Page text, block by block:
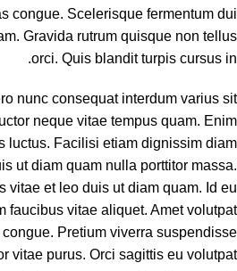
congue. Scelerisque fermentum dui
Gravida rutrum quisque non tellus
orci. Quis blandit turpis cursus in.
nunc consequat interdum varius sit
neque vitae tempus quam. Enim
luctus. Facilisi etiam dignissim diam
ut diam quam nulla porttitor massa.
vitae et leo duis ut diam quam. Id eu
faucibus vitae aliquet. Amet volutpat
Pretium viverra suspendisse
vitae purus. Orci sagittis eu volutpat